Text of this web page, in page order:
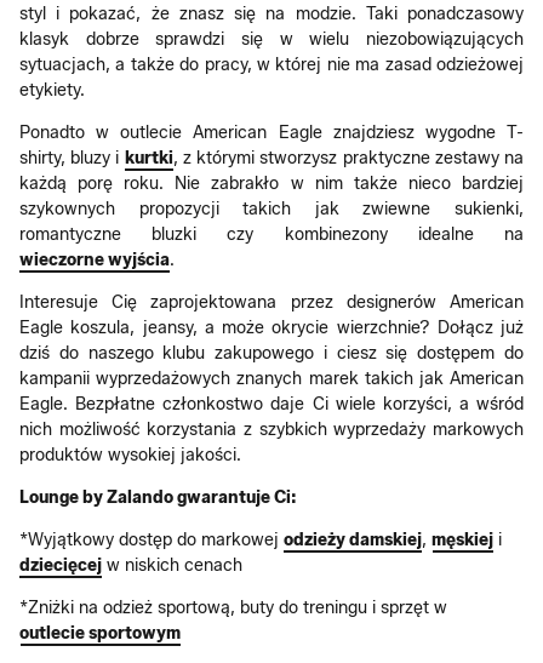
styl i pokazać, że znasz się na modzie. Taki ponadczasowy
klasyk dobrze sprawdzi się w wielu niezobowiązujących
sytuacjach, a także do pracy, w której nie ma zasad odzieżowej
etykiety.
Ponadto w outlecie American Eagle znajdziesz wygodne T-
shirty, bluzy i kurtki, z którymi stworzysz praktyczne zestawy na
każdą porę roku. Nie zabrakło w nim także nieco bardziej
szykownych propozycji takich jak zwiewne sukienki,
romantyczne bluzki czy kombinezony idealne na
wieczorne wyjścia.
Interesuje Cię zaprojektowana przez designerów American
Eagle koszula, jeansy, a może okrycie wierzchnie? Dołącz już
dziś do naszego klubu zakupowego i ciesz się dostępem do
kampanii wyprzedażowych znanych marek takich jak American
Eagle. Bezpłatne członkostwo daje Ci wiele korzyści, a wśród
nich możliwość korzystania z szybkich wyprzedaży markowych
produktów wysokiej jakości.
Lounge by Zalando gwarantuje Ci:
*Wyjątkowy dostęp do markowej odzieży damskiej, męskiej i
dziecięcej w niskich cenach
*Zniżki na odzież sportową, buty do treningu i sprzęt w
outlecie sportowym